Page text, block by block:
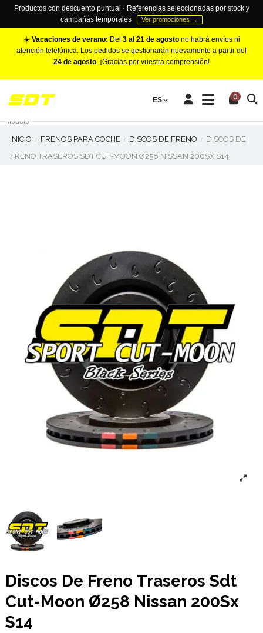
Productos con descuento puntual · Referencias seleccionadas por stock y
campañas temporales
Ver promociones →
☀️ Vacaciones de verano: Del 3 al 21 de agostono habrá envíos ni
atención telefónica. Los pedidos se gestionarán nuevamente a partir del
24 de agosto. ¡Gracias por vuestra comprensión!
ES 0
Make
Modelo
INICIO FRENOS PARA COCHE DISCOS DE FRENO
DISCOS DE
FRENO TRASEROS SDT CUT-MOON Ø258 NISSAN 200SX S14
Discos De Freno Traseros Sdt
Cut-Moon Ø258 Nissan 200Sx
S14